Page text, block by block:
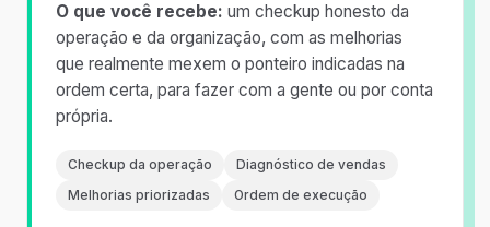
O que você recebe: um checkup honesto da
operação e da organização, com as melhorias
que realmente mexem o ponteiro indicadas na
ordem certa, para fazer com a gente ou por conta
própria.
Checkup da operação
Diagnóstico de vendas
Melhorias priorizadas
Ordem de execução